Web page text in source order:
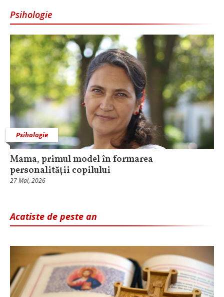
Psihologie
Psihologie
Mama, primul model în formarea
personalității copilului
27 Mai, 2026
Acatiste de peste an